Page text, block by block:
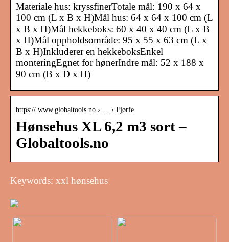
Materiale hus: kryssfinerTotale mål: 190 x 64 x
100 cm (L x B x H)Mål hus: 64 x 64 x 100 cm (L
x B x H)Mål hekkeboks: 60 x 40 x 40 cm (L x B
x H)Mål oppholdsområde: 95 x 55 x 63 cm (L x
B x H)Inkluderer en hekkeboksEnkel
monteringEgnet for hønerIndre mål: 52 x 188 x
90 cm (B x D x H)
https:// www.globaltools.no › … › Fjørfe
Hønsehus XL 6,2 m3 sort –
Globaltools.no
Keywords: xxl hønsehus